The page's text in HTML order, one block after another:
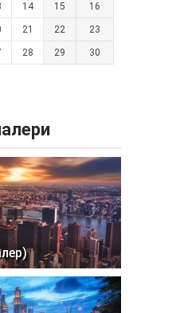
14 15 16
21 22 23
28 29 30